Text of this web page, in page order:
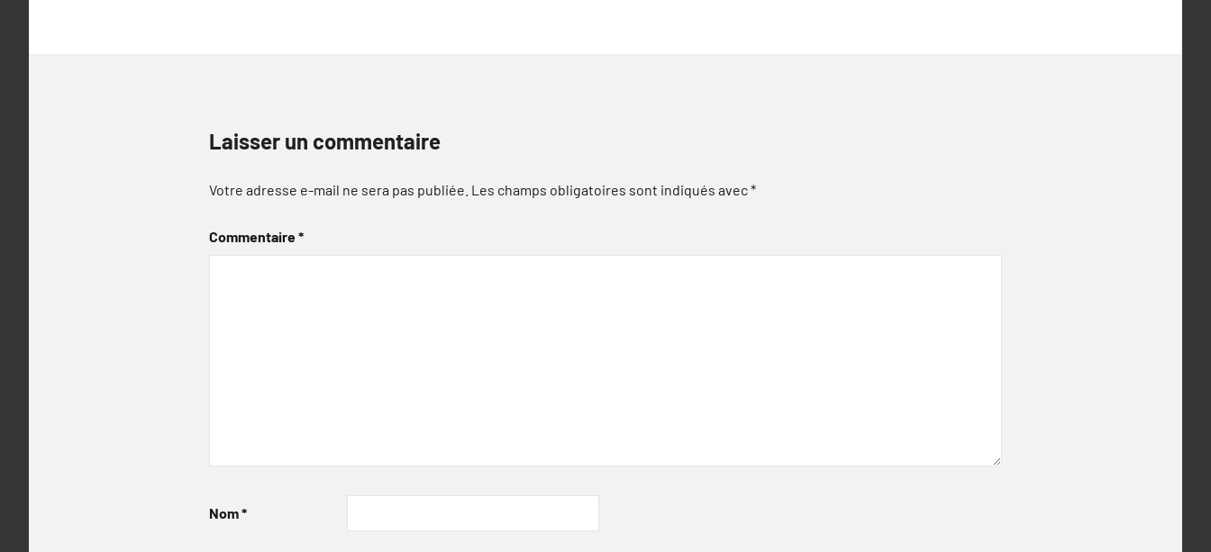
Laisser un commentaire
Votre adresse e-mail ne sera pas publiée. Les champs obligatoires sont indiqués avec*
Commentaire*
Nom*